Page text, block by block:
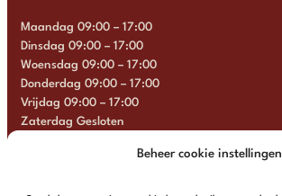
Beheer cookie instellingen
Maandag 09:00 – 17:00
Dinsdag 09:00 – 17:00
Woensdag 09:00 – 17:00
Donderdag 09:00 – 17:00
Vrijdag 09:00 – 17:00
Zaterdag Gesloten